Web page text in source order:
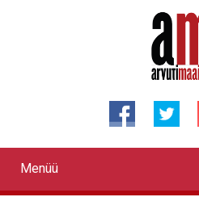
Primary
links
Menüü